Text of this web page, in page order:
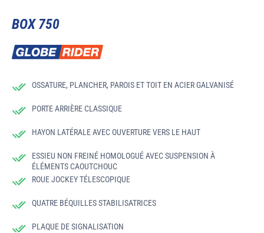
BOX 750
OSSATURE, PLANCHER, PAROIS ET TOIT EN ACIER GALVANISÉ
PORTE ARRIÈRE CLASSIQUE
HAYON LATÉRALE AVEC OUVERTURE VERS LE HAUT
ESSIEU NON FREINÉ HOMOLOGUÉ AVEC SUSPENSION À
ÉLÉMENTS CAOUTCHOUC
ROUE JOCKEY TÉLESCOPIQUE
QUATRE BÉQUILLES STABILISATRICES
PLAQUE DE SIGNALISATION